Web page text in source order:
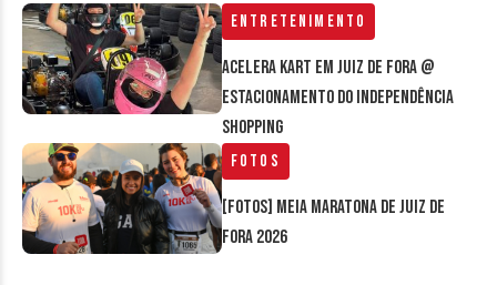
Entretenimento
Acelera Kart em Juiz de Fora @
estacionamento do Independência
Shopping
Fotos
[FOTOS] Meia Maratona de Juiz de
Fora 2026